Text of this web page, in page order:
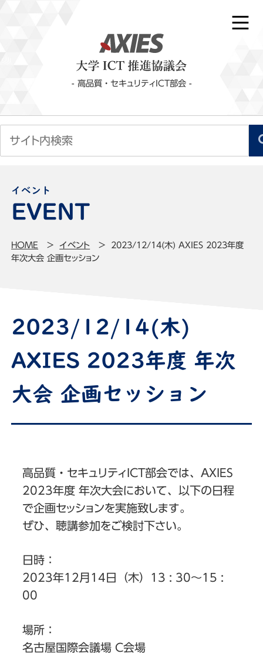
- 高品質・セキュリティICT部会 -
イベント
HOME イベント
2023/12/14(木) AXIES 2023年度
年次大会 企画セッション
2023/12/14(木)
AXIES 2023年度 年次
大会 企画セッション
高品質・セキュリティICT部会では、AXIES
2023年度 年次大会において、以下の日程
で企画セッションを実施致します。
ぜひ、聴講参加をご検討下さい。
日時：
2023年12月14日（木）13 : 30～15 :
00
場所：
名古屋国際会議場 C会場